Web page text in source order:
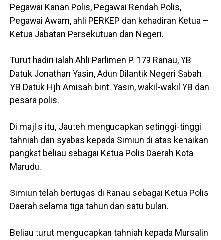
Pegawai Kanan Polis, Pegawai Rendah Polis,
Pegawai Awam, ahli PERKEP dan kehadiran Ketua –
Ketua Jabatan Persekutuan dan Negeri.
Turut hadiri ialah Ahli Parlimen P. 179 Ranau, YB
Datuk Jonathan Yasin, Adun Dilantik Negeri Sabah
YB Datuk Hjh Amisah binti Yasin, wakil-wakil YB dan
pesara polis.
Di majlis itu, Jauteh mengucapkan setinggi-tinggi
tahniah dan syabas kepada Simiun di atas kenaikan
pangkat beliau sebagai Ketua Polis Daerah Kota
Marudu.
Simiun telah bertugas di Ranau sebagai Ketua Polis
Daerah selama tiga tahun dan satu bulan.
Beliau turut mengucapkan tahniah kepada Mursalin